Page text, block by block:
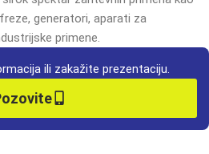
generatori, aparati za
primene.
ili zakažite prezentaciju.